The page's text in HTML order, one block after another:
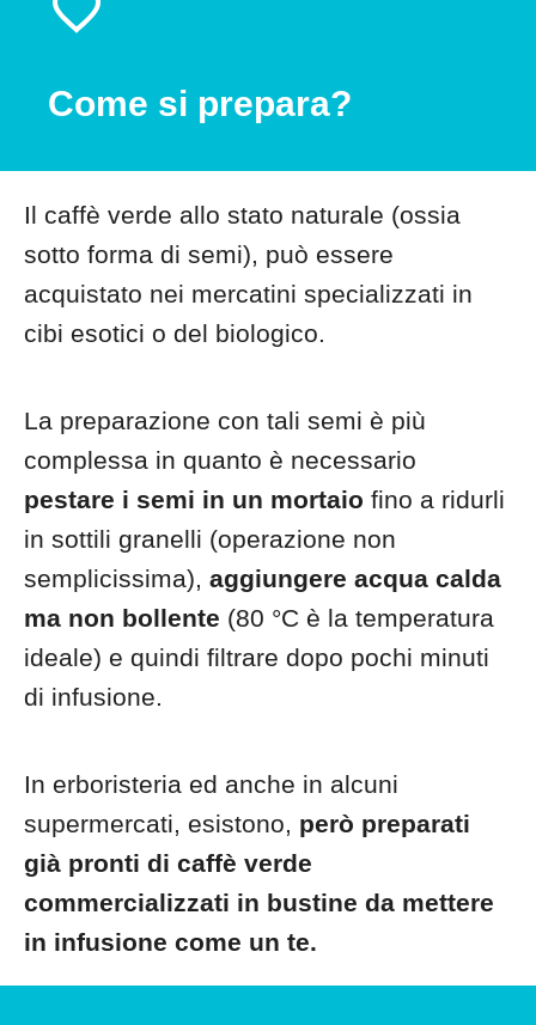
Come si prepara?
Il caffè verde allo stato naturale (ossia
sotto forma di semi), può essere
acquistato nei mercatini specializzati in
cibi esotici o del biologico.
La preparazione con tali semi è più
complessa in quanto è necessario
pestare i semi in un mortaio fino a ridurli
in sottili granelli (operazione non
semplicissima), aggiungere acqua calda
ma non bollente (80 °C è la temperatura
ideale) e quindi filtrare dopo pochi minuti
di infusione.
In erboristeria ed anche in alcuni
supermercati, esistono, però preparati
già pronti di caffè verde
commercializzati in bustine da mettere
in infusione come un te.